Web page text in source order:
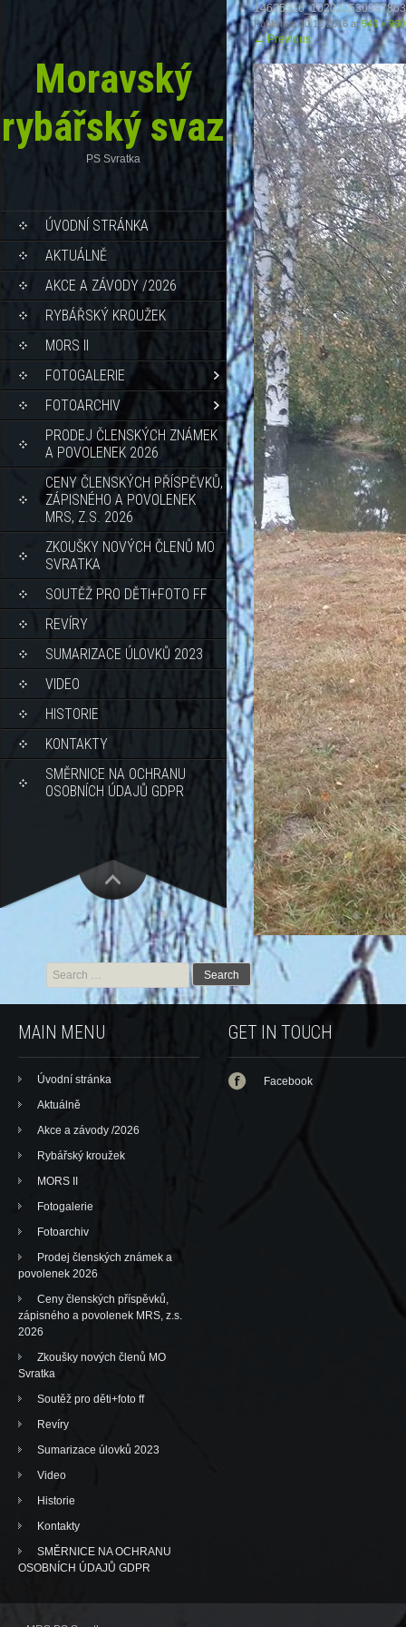
Moravský
rybářský svaz
PS Svratka
ÚVODNÍ STRÁNKA
AKTUÁLNĚ
AKCE A ZÁVODY /2026
RYBÁŘSKÝ KROUŽEK
MORS II
FOTOGALERIE
FOTOARCHIV
PRODEJ ČLENSKÝCH ZNÁMEK
A POVOLENEK 2026
CENY ČLENSKÝCH PŘÍSPĚVKŮ,
ZÁPISNÉHO A POVOLENEK
MRS, Z.S. 2026
ZKOUŠKY NOVÝCH ČLENŮ MO
SVRATKA
SOUTĚŽ PRO DĚTI+FOTO FF
REVÍRY
SUMARIZACE ÚLOVKŮ 2023
VIDEO
HISTORIE
KONTAKTY
SMĚRNICE NA OCHRANU
OSOBNÍCH ÚDAJŮ GDPR
Published10.10.2016 at540 × 960
←Previous
Search for:
MAIN MENU
Úvodní stránka
Aktuálně
Akce a závody /2026
Rybářský kroužek
MORS II
Fotogalerie
Fotoarchiv
Prodej členských známek a
povolenek 2026
Ceny členských příspěvků,
zápisného a povolenek MRS, z.s.
2026
Zkoušky nových členů MO
Svratka
Soutěž pro děti+foto ff
Revíry
Sumarizace úlovků 2023
Video
Historie
Kontakty
SMĚRNICE NA OCHRANU
OSOBNÍCH ÚDAJŮ GDPR
GET IN TOUCH
Facebook